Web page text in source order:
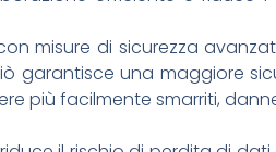
misure di sicurezza
garantisce una maggiore
più facilmente smarriti,